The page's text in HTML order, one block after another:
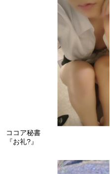
ココア秘書
『お礼?』